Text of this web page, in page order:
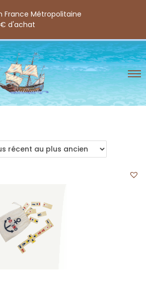
France Métropolitaine
d'achat